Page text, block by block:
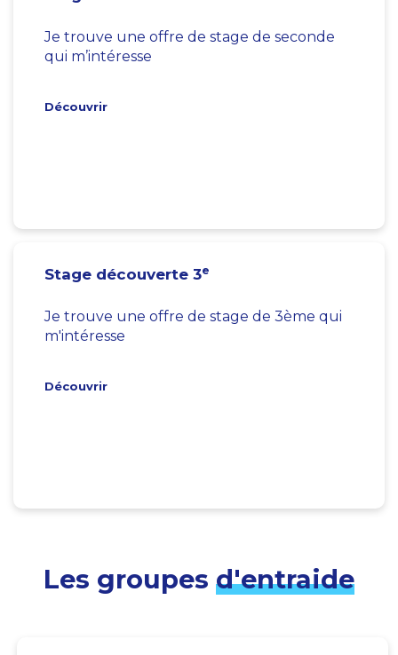
Je trouve une offre de stage de seconde
qui m’intéresse
Découvrir
Stage découverte 3e
Je trouve une offre de stage de 3ème qui
m'intéresse
Découvrir
Les groupes d'entraide